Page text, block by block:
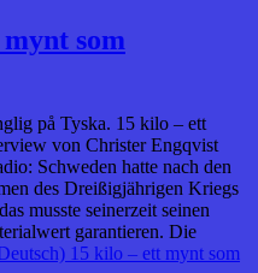
som
på Tyska. 15 kilo – ett
von Christer Engqvist
Schweden hatte nach den
des Dreißigjährigen Kriegs
musste seinerzeit seinen
garantieren. Die
15 kilo – ett mynt som